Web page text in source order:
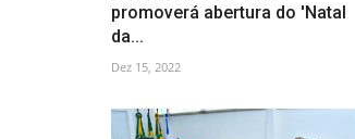
promoverá abertura do 'Natal
da...
Dez 15, 2022